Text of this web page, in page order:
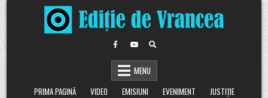
Skip
to
content
MENU
PRIMA PAGINĂ
VIDEO EMISIUNI EVENIMENT
JUSTIȚIE